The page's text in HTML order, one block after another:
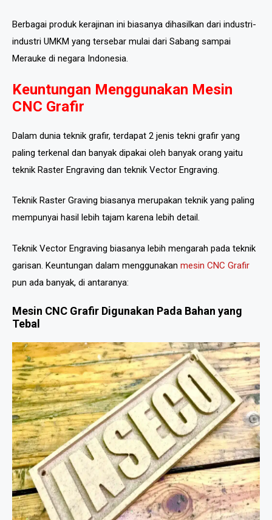
Berbagai produk kerajinan ini biasanya dihasilkan dari industri-
industri UMKM yang tersebar mulai dari Sabang sampai
Merauke di negara Indonesia.
Keuntungan Menggunakan Mesin
CNC Grafir
Dalam dunia teknik grafir, terdapat 2 jenis tekni grafir yang
paling terkenal dan banyak dipakai oleh banyak orang yaitu
teknik Raster Engraving dan teknik Vector Engraving.
Teknik Raster Graving biasanya merupakan teknik yang paling
mempunyai hasil lebih tajam karena lebih detail.
Teknik Vector Engraving biasanya lebih mengarah pada teknik
garisan. Keuntungan dalam menggunakan mesin CNC Grafir
pun ada banyak, di antaranya:
Mesin CNC Grafir Digunakan Pada Bahan yang
Tebal